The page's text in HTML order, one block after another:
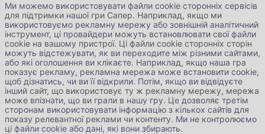
Ми можемо використовувати файли cookie сторонніх сервісів
для підтримки нашої гри Сапер. Наприклад, якщо ми
використовуємо рекламну мережу або зовнішній аналітичний
інструмент, ці провайдери можуть встановлювати свої файли
cookie на вашому пристрої. Ці файли cookie сторонніх сторін
можуть відстежувати, як ви переходите між різними сайтами,
або які оголошення ви клікаєте. Наприклад, якщо наша гра
показує рекламу, рекламна мережа може встановити cookie,
щоб дізнатись, чи ви її відкрили. Потім, якщо ви відвідуєте
інший сайт, що використовує ту ж рекламну мережу, мережа
може впізнати, що ви грали в нашу гру. Це дозволяє третім
сторонам використовувати інформацію з кількох сайтів для
показу релевантної реклами чи контенту. Ми не контролюємо
ці файли cookie або дані, які вони збирають.